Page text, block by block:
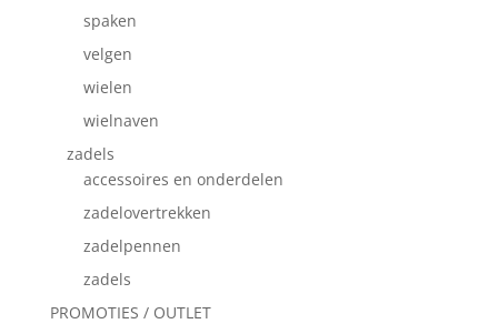
spaken
velgen
wielen
wielnaven
zadels
accessoires en onderdelen
zadelovertrekken
zadelpennen
zadels
PROMOTIES / OUTLET